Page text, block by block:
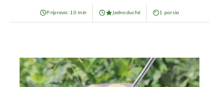
Príprava: 10 min Jednoduché 1 porcia